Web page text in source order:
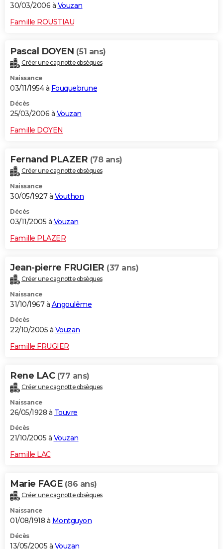
30/03/2006 à Vouzan
Famille ROUSTIAU
Pascal DOYEN (51 ans)
Créer une cagnotte obsèques
Naissance
03/11/1954 à Fouquebrune
Décès
25/03/2006 à Vouzan
Famille DOYEN
Fernand PLAZER (78 ans)
Créer une cagnotte obsèques
Naissance
30/05/1927 à Vouthon
Décès
03/11/2005 à Vouzan
Famille PLAZER
Jean-pierre FRUGIER (37 ans)
Créer une cagnotte obsèques
Naissance
31/10/1967 à Angoulême
Décès
22/10/2005 à Vouzan
Famille FRUGIER
Rene LAC (77 ans)
Créer une cagnotte obsèques
Naissance
26/05/1928 à Touvre
Décès
21/10/2005 à Vouzan
Famille LAC
Marie FAGE (86 ans)
Créer une cagnotte obsèques
Naissance
01/08/1918 à Montguyon
Décès
13/05/2005 à Vouzan